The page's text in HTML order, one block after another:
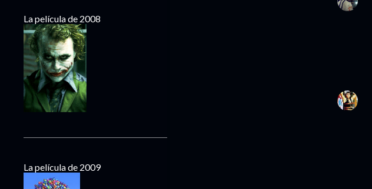
La película de 2008
La película de 2009